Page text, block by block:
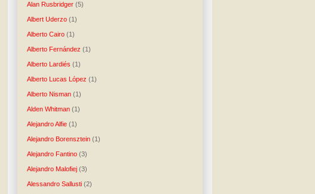
Alan Rusbridger (5)
Albert Uderzo (1)
Alberto Cairo (1)
Alberto Fernández (1)
Alberto Lardiés (1)
Alberto Lucas López (1)
Alberto Nisman (1)
Alden Whitman (1)
Alejandro Alfie (1)
Alejandro Borensztein (1)
Alejandro Fantino (3)
Alejandro Malofiej (3)
Alessandro Sallusti (2)